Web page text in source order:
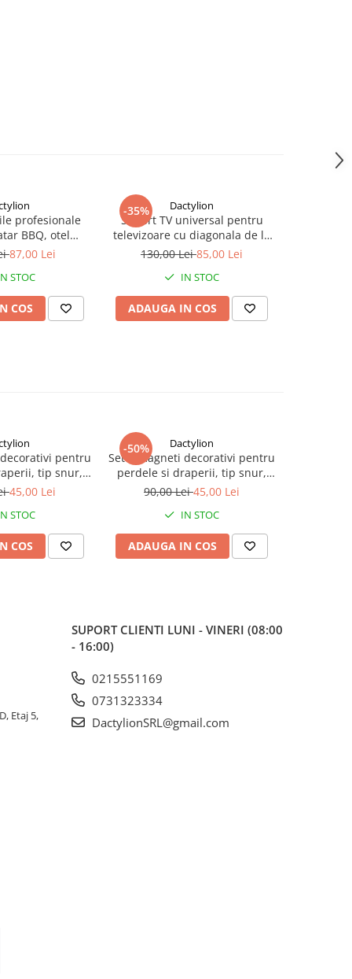
profesionale
BBQ, otel
cu pensula
transport, 0.757
kg
87,00 Lei
STOC
COS
-35% Dactylion
Suport TV universal pentru
televizoare cu diagonala de la
26-55" ( 66-140 cm) sarcina
130,00 Lei85,00 Lei
IN STOC
ADAUGA IN COS
pentru
tip snur,
cm - Negru
45,00 Lei
STOC
COS
-50% Dactylion
Set 4 magneti decorativi pentru
perdele si draperii, tip snur,
poliester, 44 cm - Gri
90,00 Lei45,00 Lei
IN STOC
ADAUGA IN COS
Etaj 5,
SUPORT CLIENTI LUNI - VINERI (08:00
- 16:00)
0215551169
0731323334
DactylionSRL@gmail.com